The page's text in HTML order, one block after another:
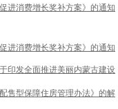
进消费增长奖补方案》的通知
进消费增长奖补方案》的通知
印发全面推进美丽内蒙古建设
售型保障住房管理办法》的解